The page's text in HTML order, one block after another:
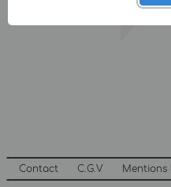
Contact C.G.V Mentions